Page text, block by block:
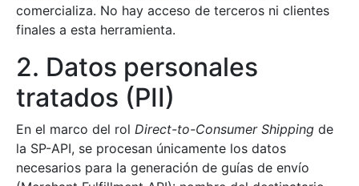
comercializa. No hay acceso de terceros ni clientes
finales a esta herramienta.
2. Datos personales
tratados (PII)
En el marco del rol Direct-to-Consumer Shipping de
la SP-API, se procesan únicamente los datos
necesarios para la generación de guías de envío